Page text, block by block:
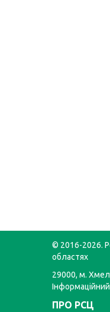
© 2016-2026.
областях
29000, м.
ПРО РСЦ